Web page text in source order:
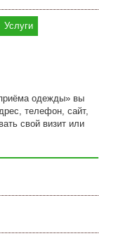
Услуги
одежды» вы
телефон, сайт,
свой визит или